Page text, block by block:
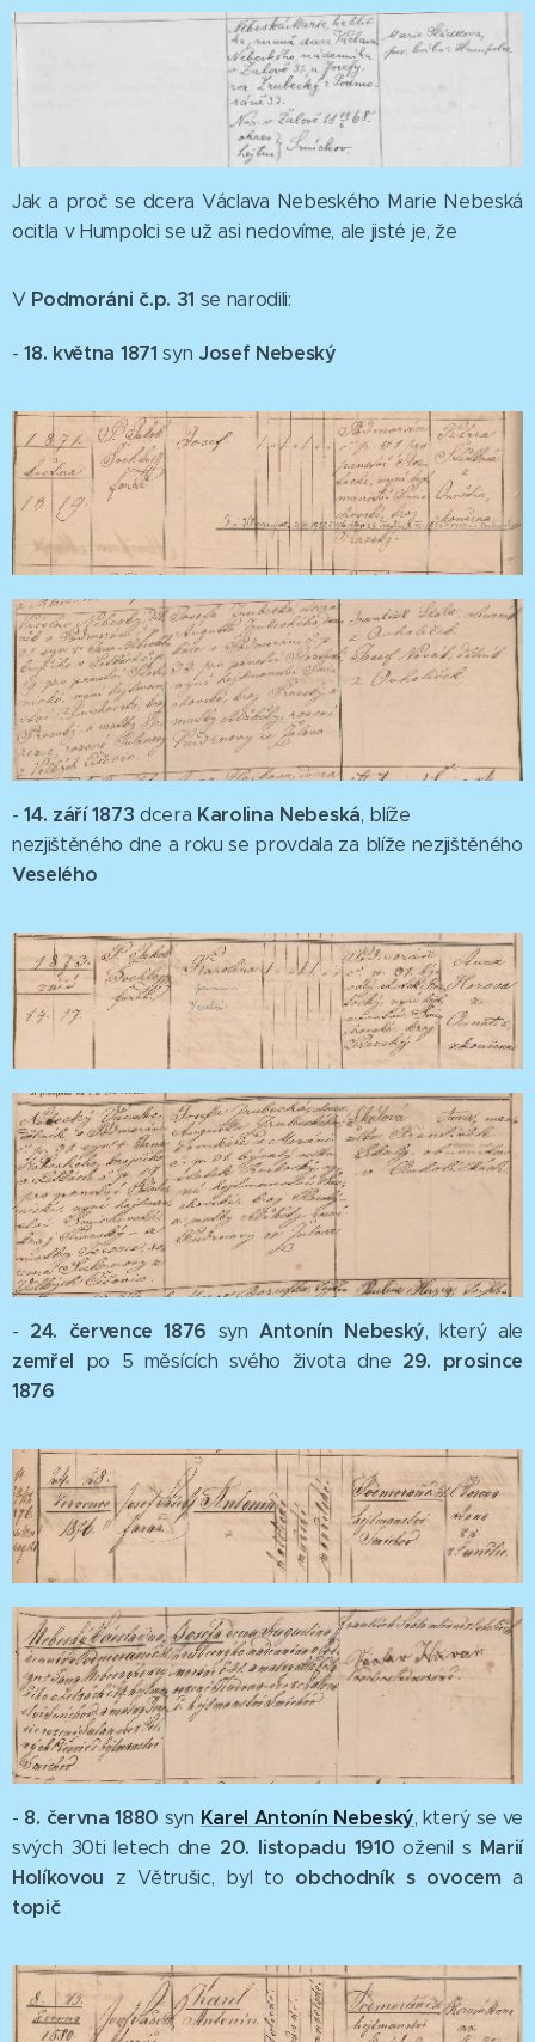
Jak a proč se dcera Václava Nebeského Marie Nebeská
ocitla v Humpolci se už asi nedovíme, ale jisté je, že
V Podmoráni č.p. 31 se narodili:
-18. května 1871 syn Josef Nebeský
-14. září 1873 dcera Karolina Nebeská, blíže
nezjištěného dne a roku se provdala za blíže nezjištěného
Veselého
- 24. července 1876 synAntonín Nebeský, který ale
zemřel po 5 měsících svého života dne 29. prosince
1876
- 8. června 1880 syn Karel Antonín Nebeský, který se ve
svých 30ti letech dne 20. listopadu 1910 oženil s Marií
Holíkovou z Větrušic, byl to obchodník s ovocema
topič